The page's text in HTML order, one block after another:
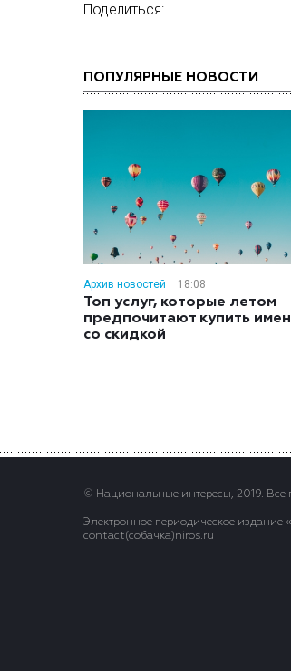
Поделиться:
ПОПУЛЯРНЫЕ НОВОСТИ
Архив новостей 18:08
Топ услуг, которые летом
предпочитают купить
со скидкой
© Национальные интересы, 2019.
Электронное периодическое
contact(сoбaчка)niros.ru